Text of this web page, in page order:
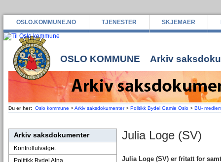
OSLO.KOMMUNE.NO TJENESTER SKJEMAER
OSLO KOMMUNE Arkiv
Du er her: Oslo kommune >Arkiv saksdokumenter> Politikk Bydel Gamle Oslo > BU-
Arkiv saksdokumenter
Kontrollutvalget
Politikk Bydel Alna
Julia Loge (SV)
Julia Loge (SV) er fritatt for